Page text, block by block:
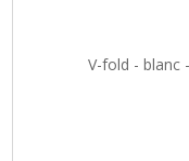
V-fold - blanc